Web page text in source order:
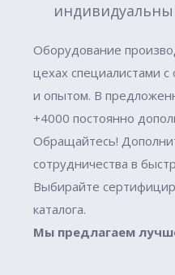
Оборудование
цехах специалистами
и опытом. В
+4000 постоянно
Обращайтесь!
сотрудничества в
Выбирайте
каталога.
Мы предлагаем